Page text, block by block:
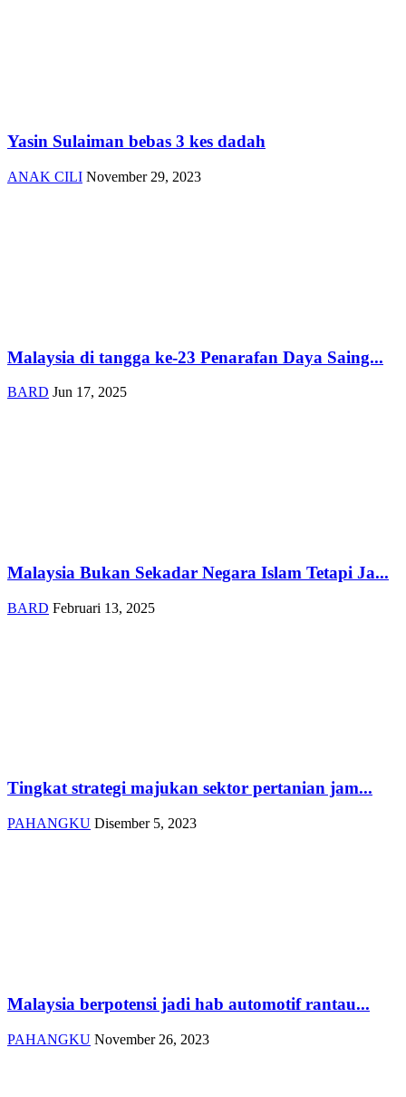
Yasin Sulaiman bebas 3 kes dadah
ANAK CILI November 29, 2023
Malaysia di tangga ke-23 Penarafan Daya Saing...
BARD Jun 17, 2025
Malaysia Bukan Sekadar Negara Islam Tetapi Ja...
BARD Februari 13, 2025
Tingkat strategi majukan sektor pertanian jam...
PAHANGKU Disember 5, 2023
Malaysia berpotensi jadi hab automotif rantau...
PAHANGKU November 26, 2023